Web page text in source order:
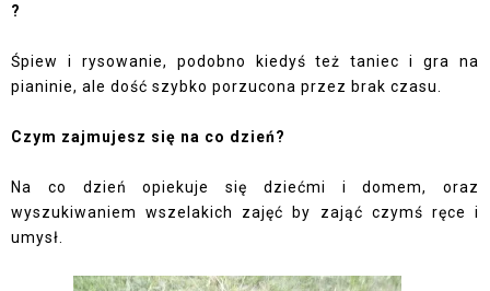
?
Śpiew i rysowanie, podobno kiedyś też taniec i gra na
pianinie, ale dość szybko porzucona przez brak czasu.
Czym zajmujesz się na co dzień?
Na co dzień opiekuje się dziećmi i domem, oraz
wyszukiwaniem wszelakich zajęć by zająć czymś ręce i
umysł.